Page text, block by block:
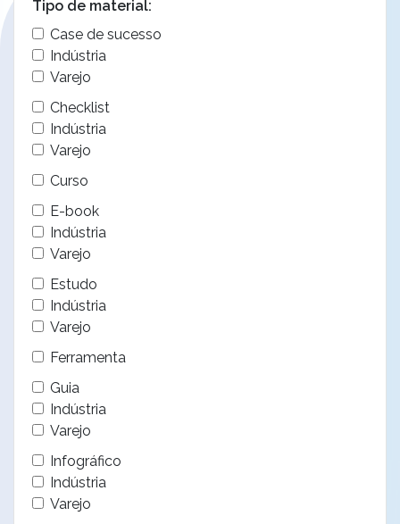
Tipo de material:
Case de sucesso
Indústria
Varejo
Checklist
Indústria
Varejo
Curso
E-book
Indústria
Varejo
Estudo
Indústria
Varejo
Ferramenta
Guia
Indústria
Varejo
Infográfico
Indústria
Varejo